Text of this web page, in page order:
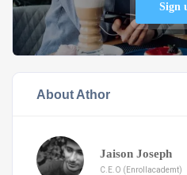
Sign
About Athor
Jaison Joseph
C.E.O (Enrollacademt)